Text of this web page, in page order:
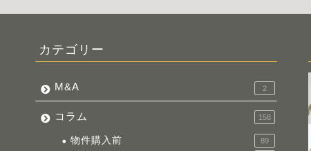
カテゴリー
M&A 2
コラム 158
物件購入前 89